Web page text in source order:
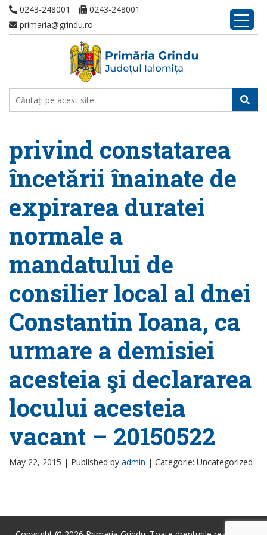
0243-248001
0243-248001
primaria@grindu.ro
privind constatarea
încetării înainate de
expirarea duratei
normale a
mandatului de
consilier local al dnei
Constantin Ioana, ca
urmare a demisiei
acesteia şi declararea
locului acesteia
vacant – 20150522
May 22, 2015 | Published by admin | Categorie: Uncategorized